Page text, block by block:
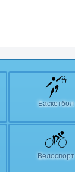
Баскетбол
Велоспорт